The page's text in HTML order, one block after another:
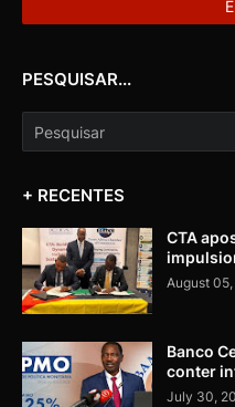
PESQUISAR...
+ RECENTES
CTA
August
Banco
conter
July 30,